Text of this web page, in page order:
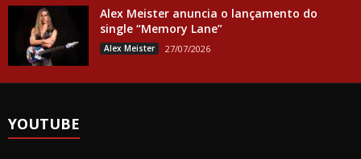
Alex Meister anuncia o lançamento do
single “Memory Lane”
Alex Meister 27/07/2026
YOUTUBE